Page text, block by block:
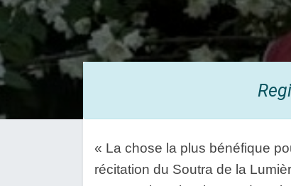
« La chose la plus bénéfique
récitation du Soutra de la